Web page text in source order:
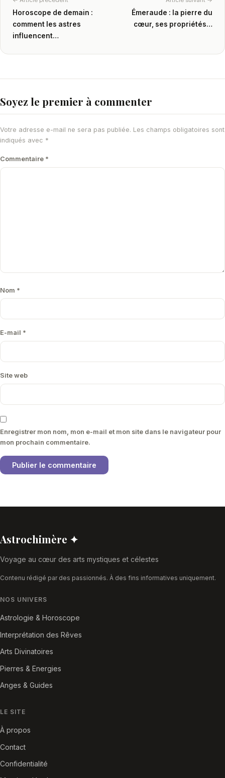
Horoscope de demain :
comment les astres
influencent…
Émeraude : la pierre du
cœur, ses propriétés…
Soyez le premier à commenter
Votre adresse e-mail ne sera pas publiée. Les champs obligatoires sont
indiqués avec *
Commentaire *
Nom *
E-mail *
Site web
Enregistrer mon nom, mon e-mail et mon site dans le navigateur pour
mon prochain commentaire.
Astrochimère ✦
Voyage au cœur des arts mystiques et célestes
Contenu rédigé par des passionnés. À des fins informatives uniquement.
NOS UNIVERS
Astrologie & Horoscope
Interprétation des Rêves
Arts Divinatoires
Pierres & Energies
Anges & Guides
LE SITE
À propos
Contact
Confidentialité